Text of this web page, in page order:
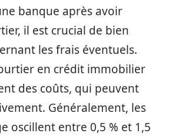
banque après avoir
il est crucial de bien
les frais éventuels.
en crédit immobilier
des coûts, qui peuvent
Généralement, les
oscillent entre 0,5 % et 1,5